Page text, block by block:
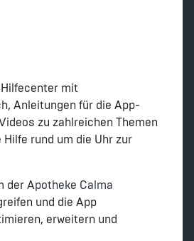
mit
Anleitungen für die App-
zu zahlreichen Themen
rund um die Uhr zur
der Apotheke Calma
und die App
erweitern und